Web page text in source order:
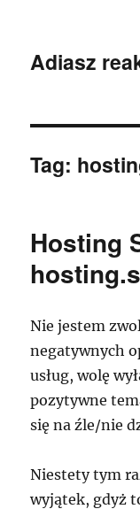
Adiasz
Tag:
Hosting
Nie jestem
negatywnych
usług, wolę
pozytywne
się na źle/nie
Niestety tym
wyjątek, gdyż